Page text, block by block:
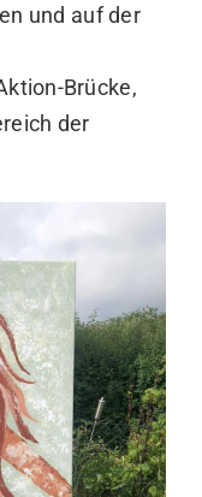
und auf der
Brücke,
der